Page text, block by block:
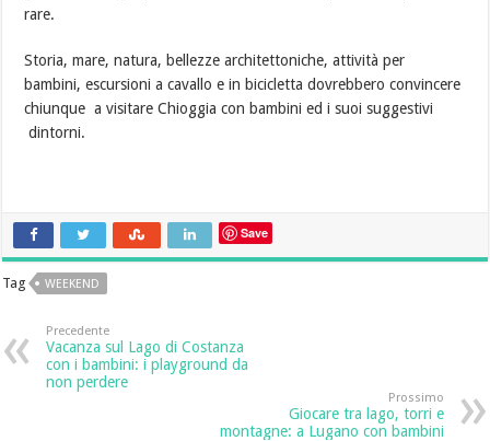
rare.
Storia, mare, natura, bellezze architettoniche, attività per
bambini, escursioni a cavallo e in bicicletta dovrebbero convincere
chiunque a visitare Chioggia con bambini ed i suoi suggestivi
dintorni.
Save
Tag WEEKEND
Precedente
Vacanza sul Lago di Costanza
con i bambini: i playground da
non perdere
Prossimo
Giocare tra lago, torri e
montagne: a Lugano con bambini